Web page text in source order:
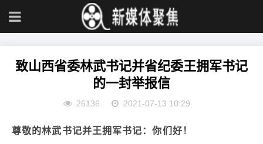
致山西省委林武书记并省纪委王拥军书记
的一封举报信
26136 2021-07-13 10:29
尊敬的林武书记并王拥军书记：你们好！